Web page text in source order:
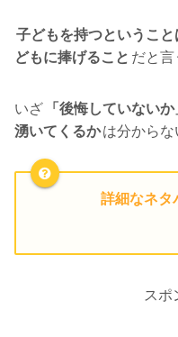
子どもを持つというこ
どもに捧げること だと言
いざ 「後悔していない
湧いてくるかは分から
詳細なネタ
スポ